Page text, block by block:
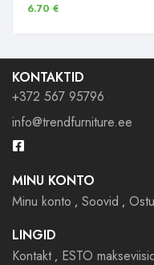
6.70 €
KONTAKTID
+372 567 95796
info@trendfurniture.ee
MINU KONTO
Minu konto
Soovid
LINGID
Kontakt
ESTO